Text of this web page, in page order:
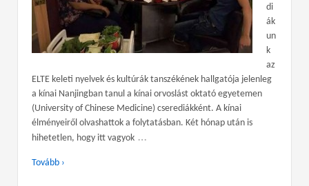
di
ák
un
k
az
ELTE keleti nyelvek és kultúrák tanszékének hallgatója jelenleg
a kínai Nanjingban tanul a kínai orvoslást oktató egyetemen
(University of Chinese Medicine) cserediákként. A kínai
élményeiről olvashattok a folytatásban. Két hónap után is
hihetetlen, hogy itt vagyok …
Tovább ›